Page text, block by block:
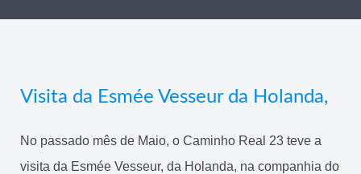
Visita da Esmée Vesseur da Holanda,
No passado mês de Maio, o Caminho Real 23 teve a
visita da Esmée Vesseur, da Holanda, na companhia do